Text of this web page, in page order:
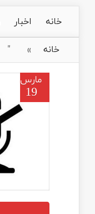
خانه اخبار
خانه »
"
مارس
19